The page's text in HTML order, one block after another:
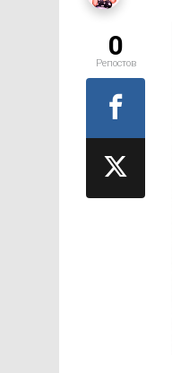
0
Репостов